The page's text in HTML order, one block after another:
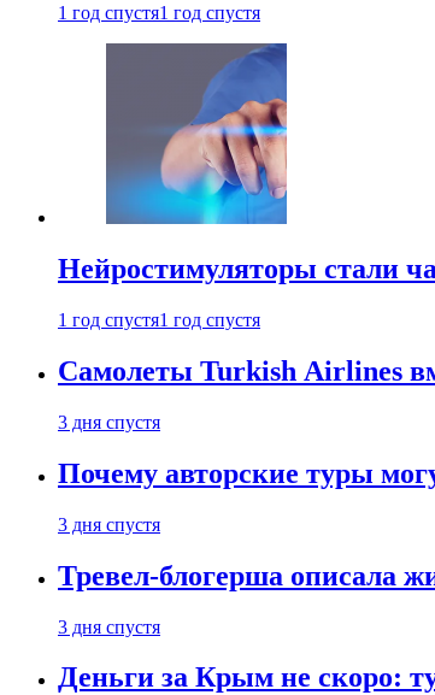
1 год спустя1 год спустя
Нейростимуляторы стали
1 год спустя1 год спустя
Самолеты Turkish Airlines
3 дня спустя
Почему авторские туры
3 дня спустя
Тревел-блогерша описала
3 дня спустя
Деньги за Крым не скоро: